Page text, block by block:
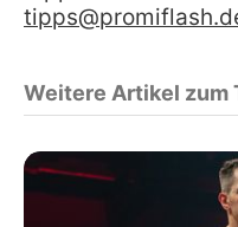
Weitere Artikel zum